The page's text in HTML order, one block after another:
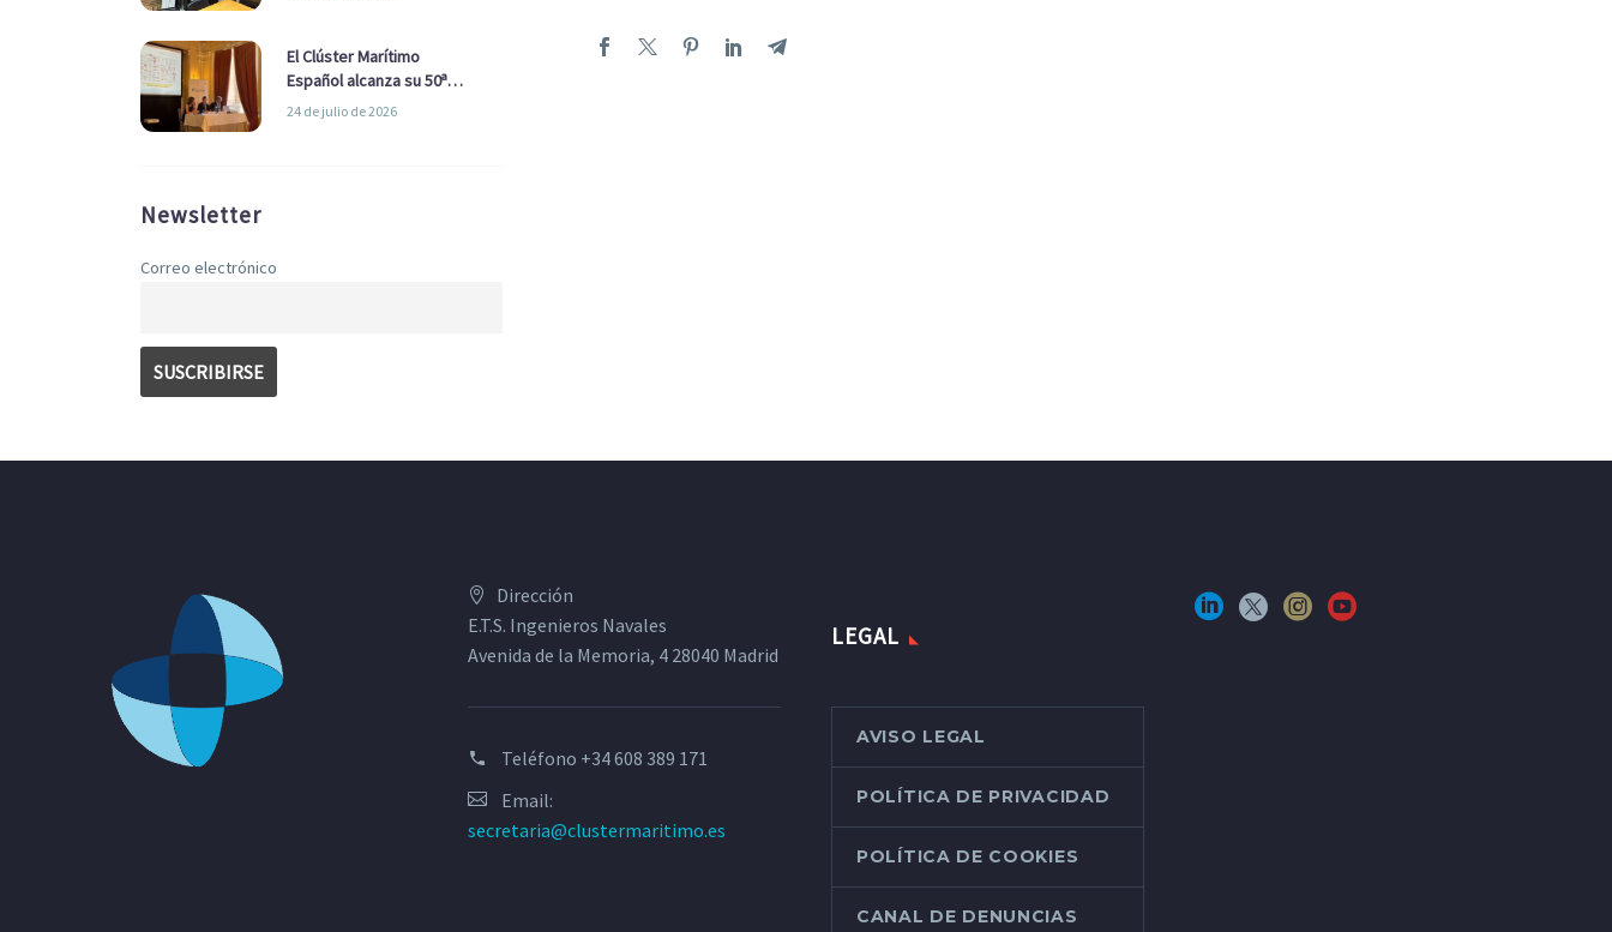
Ayuntamiento
El Clúster Marítimo
Español alcanza su 50ª
Asamblea reafirmando su
24 de julio de 2026
Newsletter
Correo electrónico
Dirección
E.T.S. Ingenieros Navales
Avenida de la Memoria, 4 28040 Madrid
Teléfono +34 608 389 171
Email:
secretaria@clustermaritimo.es
LEGAL
AVISO LEGAL
POLÍTICA DE PRIVACIDAD
POLÍTICA DE COOKIES
CANAL DE DENUNCIAS